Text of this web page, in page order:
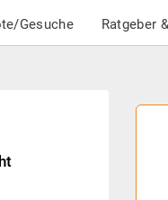
Gesuche Ratgeber